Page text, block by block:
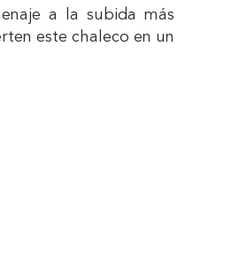
a la subida más
este chaleco en un